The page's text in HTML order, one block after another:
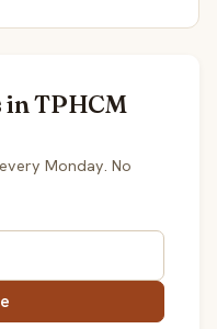
in TPHCM
Monday. No